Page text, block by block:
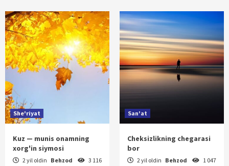
She'riyat
Kuz — munis onamning
xorg'in siymosi
2 yil oldin Behzod 3 116
San'at
Cheksizlikning chegarasi
bor
2 yil oldin Behzod 1 047